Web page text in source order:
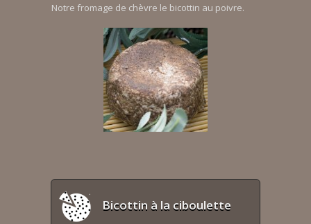
Notre fromage de chèvre le bicottin au poivre.
Bicottin à la ciboulette